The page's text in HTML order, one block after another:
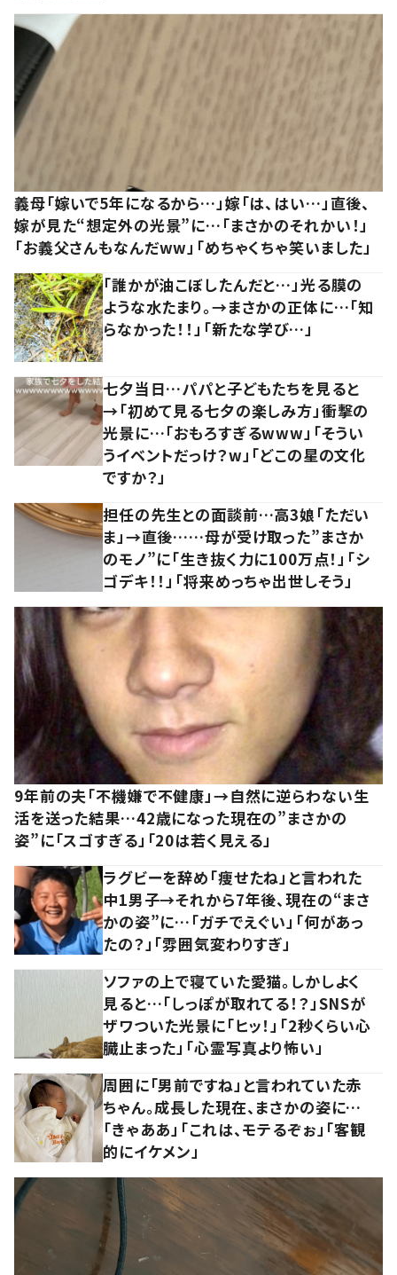
義母「嫁いで5年になるから…」嫁「は、はい…」直後、
嫁が見た“想定外の光景”に…「まさかのそれかい！」
「お義父さんもなんだww」「めちゃくちゃ笑いました」
「誰かが油こぼしたんだと…」光る膜の
ような水たまり。→まさかの正体に…「知
らなかった！！」「新たな学び…」
七夕当日…パパと子どもたちを見ると
→「初めて見る七夕の楽しみ方」衝撃の
光景に…「おもろすぎるwww」「そうい
うイベントだっけ？w」「どこの星の文化
ですか？」
担任の先生との面談前…高3娘「ただい
ま」→直後……母が受け取った”まさか
のモノ”に「生き抜く力に100万点！」「シ
ゴデキ！！」「将来めっちゃ出世しそう」
9年前の夫「不機嫌で不健康」→自然に逆らわない生
活を送った結果…42歳になった現在の”まさかの
姿”に「スゴすぎる」「20は若く見える」
ラグビーを辞め「痩せたね」と言われた
中1男子→それから7年後、現在の“まさ
かの姿”に…「ガチでえぐい」「何があっ
たの？」「雰囲気変わりすぎ」
ソファの上で寝ていた愛猫。しかしよく
見ると…「しっぽが取れてる！？」SNSが
ザワついた光景に「ヒッ！」「2秒くらい心
臓止まった」「心霊写真より怖い」
周囲に「男前ですね」と言われていた赤
ちゃん。成長した現在、まさかの姿に…
「きゃああ」「これは、モテるぞぉ」「客観
的にイケメン」